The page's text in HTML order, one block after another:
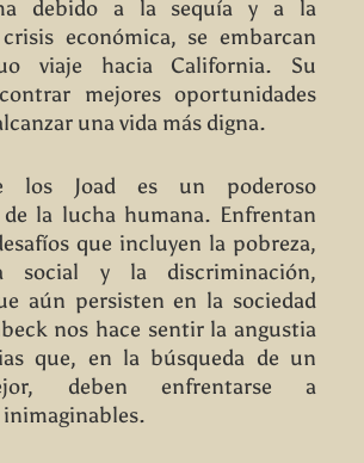
debido a la sequía y a la
crisis económica, se embarcan
viaje hacia California. Su
mejores oportunidades
una vida más digna.
los Joad es un poderoso
la lucha humana. Enfrentan
que incluyen la pobreza,
social y la discriminación,
aún persisten en la sociedad
nos hace sentir la angustia
que, en la búsqueda de un
deben enfrentarse a
inimaginables.